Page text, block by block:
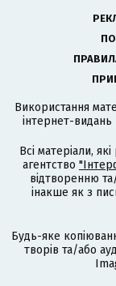
Використання
інтернет-видань
Всі матеріали,
агентство
відтворенню
інакше як з
Будь-яке
творів та/або